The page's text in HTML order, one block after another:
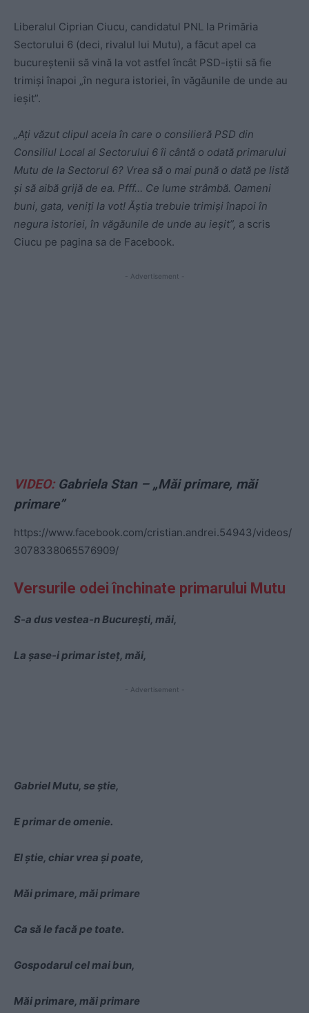
Liberalul Ciprian Ciucu, candidatul PNL la Primăria
Sectorului 6 (deci, rivalul lui Mutu), a făcut apel ca
bucureştenii să vină la vot astfel încât PSD-iștii să fie
trimişi înapoi „în negura istoriei, în văgăunile de unde au
ieşit”.
„Aţi văzut clipul acela în care o consilieră PSD din
Consiliul Local al Sectorului 6 îi cântă o odată primarului
Mutu de la Sectorul 6? Vrea să o mai pună o dată pe listă
şi să aibă grijă de ea. Pfff… Ce lume strâmbă. Oameni
buni, gata, veniţi la vot! Ăştia trebuie trimişi înapoi în
negura istoriei, în văgăunile de unde au ieşit”, a scris
Ciucu pe pagina sa de Facebook.
- Advertisement -
VIDEO:Gabriela Stan – „Măi primare, măi
primare”
https://www.facebook.com/cristian.andrei.54943/videos/
3078338065576909/
Versurile odei închinate primarului Mutu
S-a dus vestea-n Bucureşti, măi,
La şase-i primar isteţ, măi,
- Advertisement -
Gabriel Mutu, se ştie,
E primar de omenie.
El ştie, chiar vrea şi poate,
Măi primare, măi primare
Ca să le facă pe toate.
Gospodarul cel mai bun,
Măi primare, măi primare